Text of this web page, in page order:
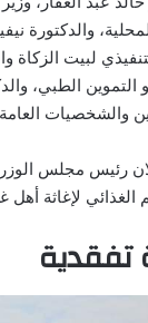
والدكتورة
لبيت الزكاة
و التموين الطبي،
والشخصيات
رئيس مجلس
الغذائي لإغاثة أهل
تفقدية